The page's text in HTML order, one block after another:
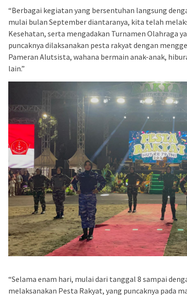
“Berbagai kegiatan yang bersentuhan langsung
mulai bulan September diantaranya, kita telah
Kesehatan, serta mengadakan Turnamen Olahraga
puncaknya dilaksanakan pesta rakyat dengan
Pameran Alutsista, wahana bermain anak-anak,
lain.”
“Selama enam hari, mulai dari tanggal 8 sampai
melaksanakan Pesta Rakyat, yang puncaknya pada